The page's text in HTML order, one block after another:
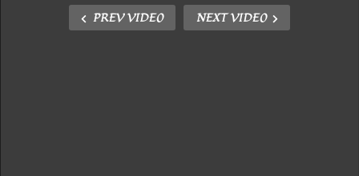
PREV VIDEO NEXT VIDEO